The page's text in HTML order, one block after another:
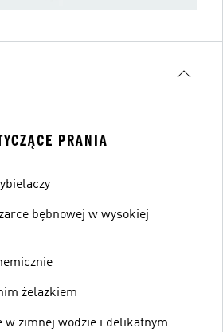
PRANIA
bębnowej w wysokiej
żelazkiem
w zimnej wodzie i delikatnym